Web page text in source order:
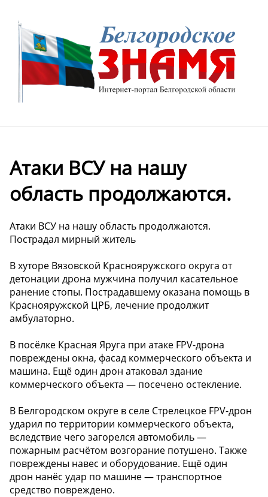
️Атаки ВСУ на нашу
область продолжаются.
️Атаки ВСУ на нашу область продолжаются.
Пострадал мирный житель
В хуторе Вязовской Краснояружского округа от
детонации дрона мужчина получил касательное
ранение стопы. Пострадавшему оказана помощь в
Краснояружской ЦРБ, лечение продолжит
амбулаторно.
В посёлке Красная Яруга при атаке FPV-дрона
повреждены окна, фасад коммерческого объекта и
машина. Ещё один дрон атаковал здание
коммерческого объекта — посечено остекление.
В Белгородском округе в селе Стрелецкое FPV-дрон
ударил по территории коммерческого объекта,
вследствие чего загорелся автомобиль —
пожарным расчётом возгорание потушено. Также
повреждены навес и оборудование. Ещё один
дрон нанёс удар по машине — транспортное
средство повреждено.